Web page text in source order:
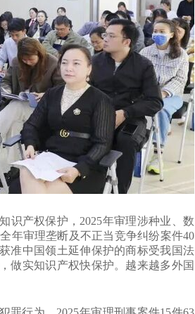
产权保护，2025年审理涉种业、数
年审理垄断及不正当竞争纠纷案件40
准中国领土延伸保护的商标受我国法
做实知识产权快保护。越来越多外国